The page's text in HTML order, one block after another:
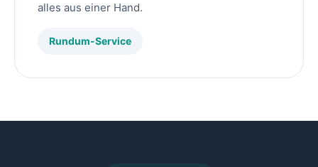
alles aus einer Hand.
Rundum-Service